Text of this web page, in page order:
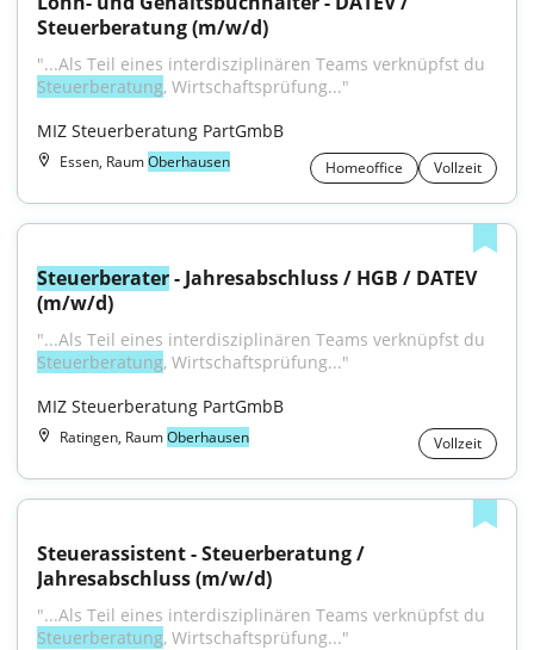
Steuerberatung (m/w/d)
Steuerberatung, Wirtschaftsprüfung..."
MIZ Steuerberatung PartGmbB
Essen, RaumOberhausen Homeoffice Vollzeit
Steuerberater - Jahresabschluss / HGB / DATEV
(m/w/d)
Steuerberatung, Wirtschaftsprüfung..."
MIZ Steuerberatung PartGmbB
Ratingen, RaumOberhausen Vollzeit
Steuerassistent - Steuerberatung /
Jahresabschluss (m/w/d)
Steuerberatung, Wirtschaftsprüfung..."